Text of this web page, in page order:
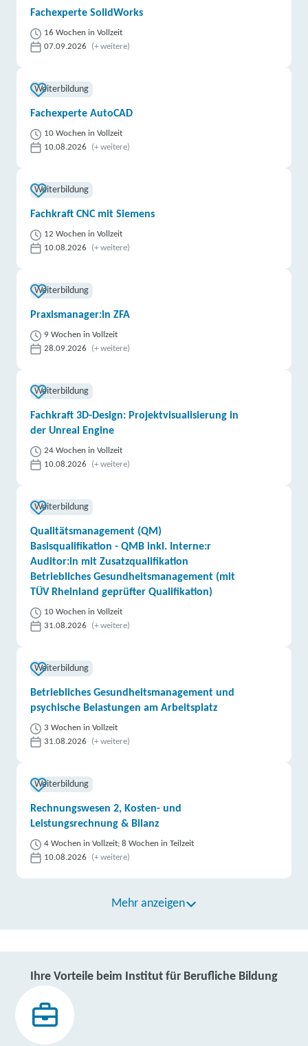
Fachexperte SolidWorks
16 Wochen in Vollzeit
07.09.2026
(+ weitere)
Weiterbildung
Fachexperte AutoCAD
10 Wochen in Vollzeit
10.08.2026
(+ weitere)
Weiterbildung
Fachkraft CNC mit Siemens
12 Wochen in Vollzeit
10.08.2026
(+ weitere)
Weiterbildung
Praxismanager:in ZFA
9 Wochen in Vollzeit
28.09.2026
(+ weitere)
Weiterbildung
Fachkraft 3D-Design: Projektvisualisierung in
der Unreal Engine
24 Wochen in Vollzeit
10.08.2026
(+ weitere)
Weiterbildung
Qualitätsmanagement (QM)
Basisqualifikation - QMB inkl. Interne:r
Auditor:in mit Zusatzqualifikation
Betriebliches Gesundheitsmanagement (mit
TÜV Rheinland geprüfter Qualifikation)
10 Wochen in Vollzeit
31.08.2026
(+ weitere)
Weiterbildung
Betriebliches Gesundheitsmanagement und
psychische Belastungen am Arbeitsplatz
3 Wochen in Vollzeit
31.08.2026
(+ weitere)
Weiterbildung
Rechnungswesen 2, Kosten- und
Leistungsrechnung & Bilanz
4 Wochen in Vollzeit; 8 Wochen in Teilzeit
10.08.2026
(+ weitere)
Mehr anzeigen
Ihre Vorteile beim Institut für Berufliche Bildung